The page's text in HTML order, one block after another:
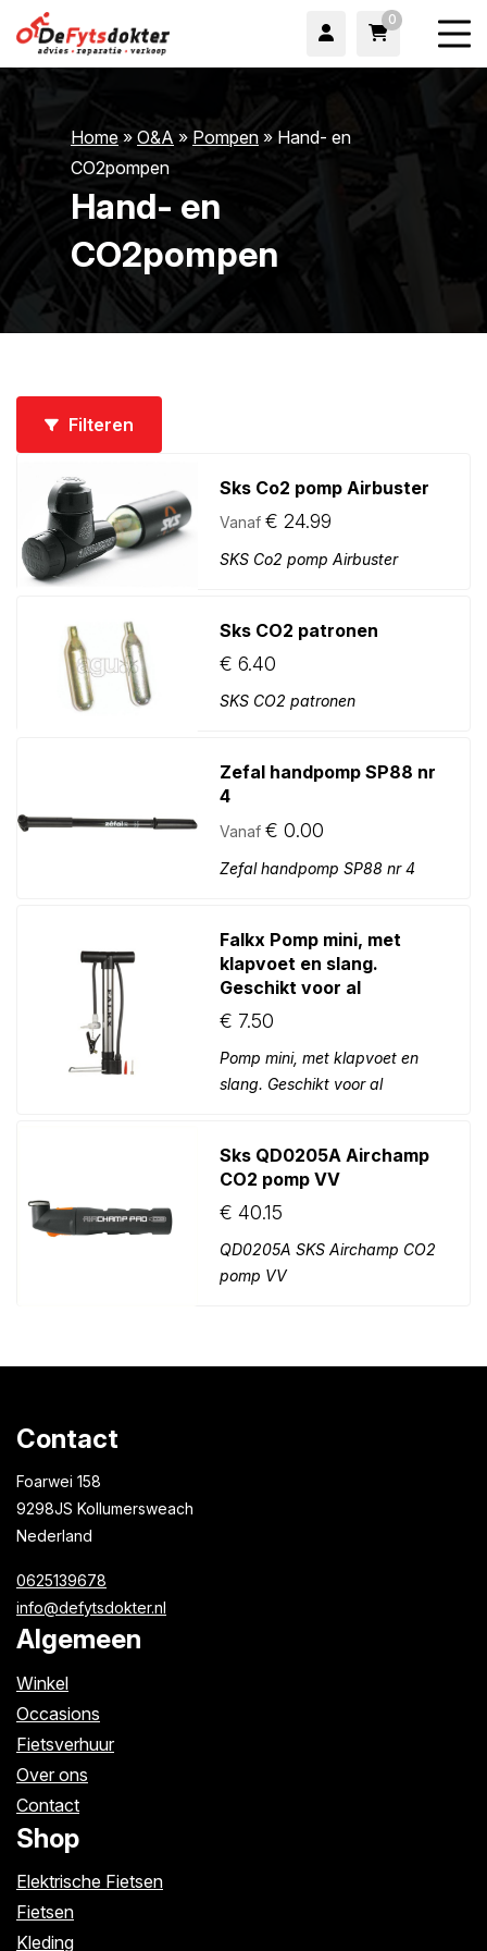
0
Home» O&A » Pompen » Hand- en
CO2pompen
Hand- en
CO2pompen
Filteren
Sks Co2 pomp Airbuster
Vanaf € 24.99
SKS Co2 pomp Airbuster
Sks CO2 patronen
€ 6.40
SKS CO2 patronen
Zefal handpomp SP88 nr
4
Vanaf € 0.00
Zefal handpomp SP88 nr 4
Falkx Pomp mini, met
klapvoet en slang.
Geschikt voor al
€ 7.50
Pomp mini, met klapvoet en
slang. Geschikt voor al
Sks QD0205A Airchamp
CO2 pomp VV
€ 40.15
QD0205A SKS Airchamp CO2
pomp VV
Contact
Foarwei 158
9298JS Kollumersweach
Nederland
0625139678
info@defytsdokter.nl
Algemeen
Winkel
Occasions
Fietsverhuur
Over ons
Contact
Shop
Elektrische Fietsen
Fietsen
Kleding